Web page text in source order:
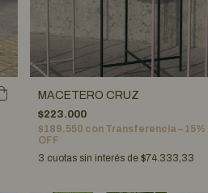
MACETERO CRUZ
$223.000
$189.550 con Transferencia – 15%
OFF
3 cuotas sin interés de $74.333,33